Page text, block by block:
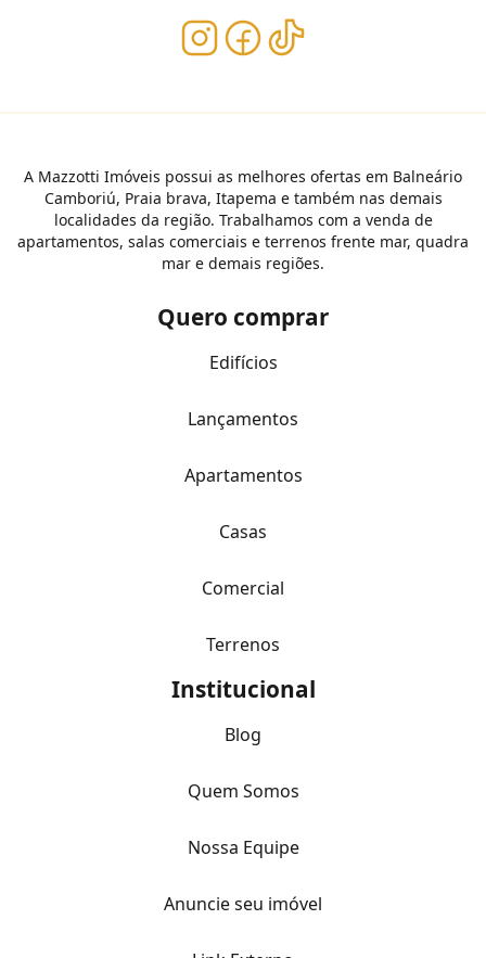
A Mazzotti Imóveis possui as melhores ofertas em Balneário
Camboriú, Praia brava, Itapema e também nas demais
localidades da região. Trabalhamos com a venda de
apartamentos, salas comerciais e terrenos frente mar, quadra
mar e demais regiões.
Quero comprar
Edifícios
Lançamentos
Apartamentos
Casas
Comercial
Terrenos
Institucional
Blog
Quem Somos
Nossa Equipe
Anuncie seu imóvel